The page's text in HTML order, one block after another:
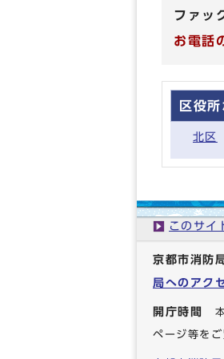
ファッ
お電話
区役
北区
このサイ
京都市消防
局へのアク
開庁時間
ページ等をご